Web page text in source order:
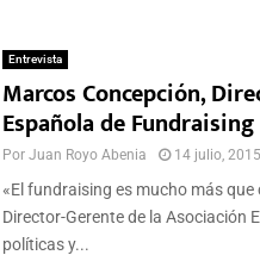
Entrevista
Marcos Concepción,
Española de Fundraising
Por Juan Royo Abenia 14 julio, 2015
«El fundraising es mucho más
Director-Gerente de la Asociación
políticas y...